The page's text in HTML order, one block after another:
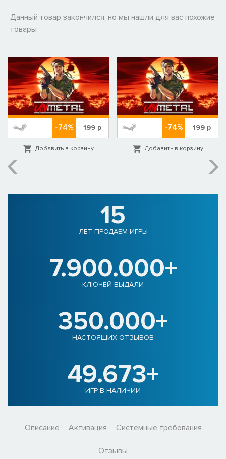
Данный товар закончился, но мы нашли для вас похожие
товары
-74% 199р
Добавить в корзину
-74% 199р
Добавить в корзину
15
ЛЕТ ПРОДАЕМ ИГРЫ
7.900.000+
КЛЮЧЕЙ ВЫДАЛИ
350.000+
НАСТОЯЩИХ ОТЗЫВОВ
49.673+
ИГР В НАЛИЧИИ
Описание Активация Системные требования
Отзывы